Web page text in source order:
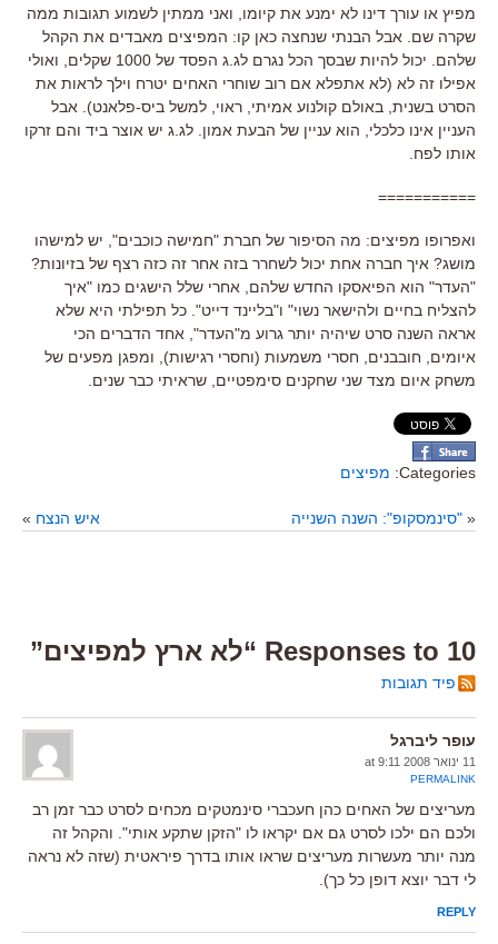
מפיץ או עורך דינו לא ימנע את קיומו, ואני ממתין לשמוע תגובות ממה
שקרה שם. אבל הבנתי שנחצה כאן קו: המפיצים מאבדים את הקהל
שלהם. יכול להיות שבסך הכל נגרם לג.ג הפסד של 1000 שקלים, ואולי
אפילו זה לא (לא אתפלא אם רוב שוחרי האחים יטרח וילך לראות את
הסרט בשנית, באולם קולנוע אמיתי, ראוי, למשל ביס-פלאנט). אבל
העניין אינו כלכלי, הוא עניין של הבעת אמון. לג.ג יש אוצר ביד והם זרקו
אותו לפח.
===========
ואפרופו מפיצים: מה הסיפור של חברת "חמישה כוכבים", יש למישהו
מושג? איך חברה אחת יכול לשחרר בזה אחר זה כזה רצף של בזיונות?
"העדר" הוא הפיאסקו החדש שלהם, אחרי שלל הישגים כמו "איך
להצליח בחיים ולהישאר נשוי" ו"בליינד דייט". כל תפילתי היא שלא
אראה השנה סרט שיהיה יותר גרוע מ"העדר", אחד הדברים הכי
איומים, חובבנים, חסרי משמעות (וחסרי רגישות), ומפגן מפעים של
משחק איום מצד שני שחקנים סימפטיים, שראיתי כבר שנים.
Categories: מפיצים
« "סינמסקופ": השנה השנייה איש הנצח »
10 Responses to “לא ארץ למפיצים”
פיד תגובות
עופר ליברגל
11 ינואר 2008 at 9:11
PERMALINK
מעריצים של האחים כהן חעכברי סינמטקים מכחים לסרט כבר זמן רב
ולכם הם ילכו לסרט גם אם יקראו לו "הזקן שתקע אותי". והקהל זה
מנה יותר מעשרות מעריצים שראו אותו בדרך פיראטית (שזה לא נראה
לי דבר יוצא דופן כל כך).
REPLY